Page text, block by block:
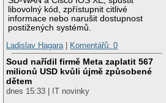
libovolný kód, zpřístupnit citlivé
informace nebo narušit dostupnost
postižených systémů.
Ladislav Hagara| Komentářů: 0
Soud nařídil firmě Meta zaplatit 567
milionů USD kvůli újmě způsobené
dětem
dnes 15:33 | IT novinky